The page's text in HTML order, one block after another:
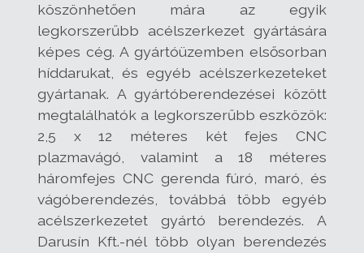
köszönhetően mára az egyik
legkorszerűbb acélszerkezet gyártására
képes cég. A gyártóüzemben elsősorban
híddarukat, és egyéb acélszerkezeteket
gyártanak. A gyártóberendezései között
megtalálhatók a legkorszerűbb eszközök:
2,5 x 12 méteres két fejes CNC
plazmavágó, valamint a 18 méteres
háromfejes CNC gerenda fúró, maró, és
vágóberendezés, továbbá több egyéb
acélszerkezetet gyártó berendezés. A
Darusín Kft.-nél több olyan berendezés